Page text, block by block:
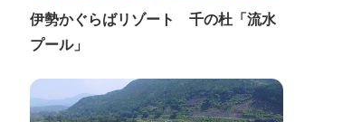
伊勢かぐらばリゾート 千の杜「流水
プール」